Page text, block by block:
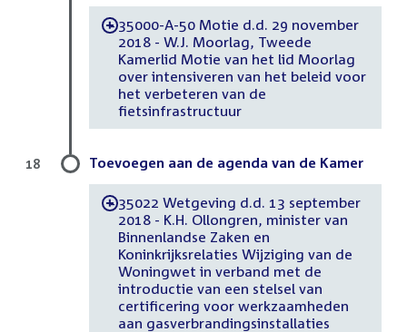
-35000-A-50 Motie d.d. 29 november
2018 - W.J. Moorlag, Tweede
Kamerlid Motie van het lid Moorlag
over intensiveren van het beleid voor
het verbeteren van de
fietsinfrastructuur
Toevoegen aan de agenda van de Kamer
-35022 Wetgeving d.d. 13 september
2018 - K.H. Ollongren, minister van
Binnenlandse Zaken en
Koninkrijksrelaties Wijziging van de
Woningwet in verband met de
introductie van een stelsel van
certificering voor werkzaamheden
aan gasverbrandingsinstallaties
18